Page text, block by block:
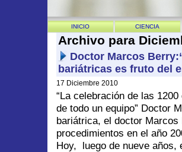
INICIO CIENCIA
Archivo para
Doctor Marcos
bariátricas es fruto del
17 Diciembre 2010
“La celebración de las
de todo un equipo” Doctor
bariátrica, el doctor
procedimientos en el año
Hoy, luego de nueve